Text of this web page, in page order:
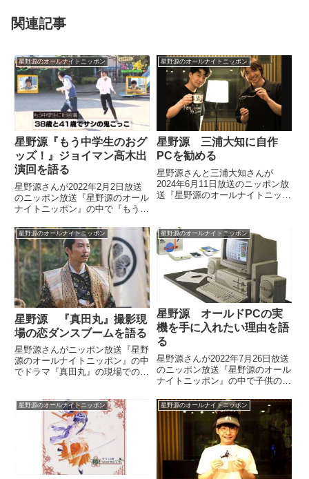
関連記事
星野源のオールナイトニッポン
星野源『もう中学生のおグ
ッズ！』ジョイマン高木出
演回を語る
星野源さんが2022年2月2日放送
のニッポン放送『星野源のオール
ナイトニッポン』の中で『もう中
木さん出演回について話していま
した。
星野源のオールナイトニッポン
星野源 三浦大知に自作
PCを勧める
星野源さんと三浦大知さんが
2024年6月11日放送のニッポン放
送『星野源のオールナイトニッポ
力を話していました。
星野源のオールナイトニッポン
星野源 『真田丸』撮影現
場の恋ダンスブームを語る
星野源さんがニッポン放送『星野
源のオールナイトニッポン』の中
でドラマ『真田丸』の現場での
いよいよ大阪冬の陣と夏の陣が迫
ってきた!!もうすぐ終わっちゃう
なぁ??#真田丸 #星野源 #...
星野源のオールナイトニッポン
星野源 オールドPCの実
機を手に入れたい理由を語
る
星野源さんが2022年7月26日放送
のニッポン放送『星野源のオール
ナイトニッポン』の中で子供の頃
ーク。エミュレーターではなく、
実機を手に入れたい理由や、それ
にまつわる思い出話をリスナーか
らの反響メールを紹介しながら話
していました。
星野源のオールナイトニッポン 星野源のオールナイトニッポン